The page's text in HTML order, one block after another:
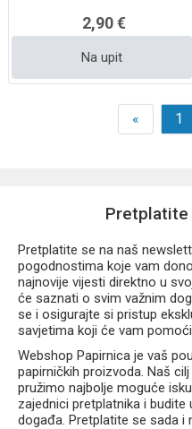
2,90 €
Na upit
« 1
Pretplatite
Pretplatite se na naš
pogodnostima koje vam
najnovije vijesti direktno u
će saznati o svim važnim
se i osigurajte si pristup
savjetima koji će vam
Webshop Papirnica je vaš
papirničkih proizvoda. Naš
pružimo najbolje moguće
zajednici pretplatnika i
događa. Pretplatite se sada i